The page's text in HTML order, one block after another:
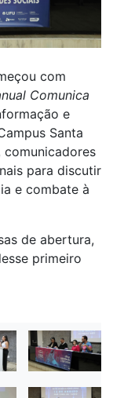
com
Comunica
e
Santa
comunicadores
para discutir
e combate à
de abertura,
primeiro